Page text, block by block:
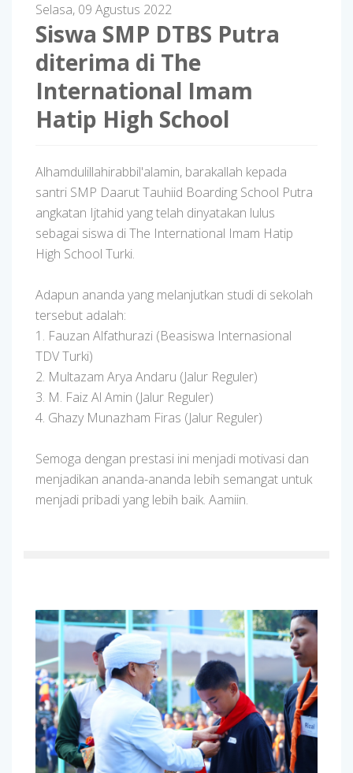
Selasa, 09 Agustus 2022
Siswa SMP DTBS Putra
diterima di The
International Imam
Hatip High School
Alhamdulillahirabbil'alamin, barakallah kepada
santri SMP Daarut Tauhiid Boarding School Putra
angkatan Ijtahid yang telah dinyatakan lulus
sebagai siswa di The International Imam Hatip
High School Turki.
Adapun ananda yang melanjutkan studi di sekolah
tersebut adalah:
1. Fauzan Alfathurazi (Beasiswa Internasional
TDV Turki)
2. Multazam Arya Andaru (Jalur Reguler)
3. M. Faiz Al Amin (Jalur Reguler)
4. Ghazy Munazham Firas (Jalur Reguler)
Semoga dengan prestasi ini menjadi motivasi dan
menjadikan ananda-ananda lebih semangat untuk
menjadi pribadi yang lebih baik. Aamiin.